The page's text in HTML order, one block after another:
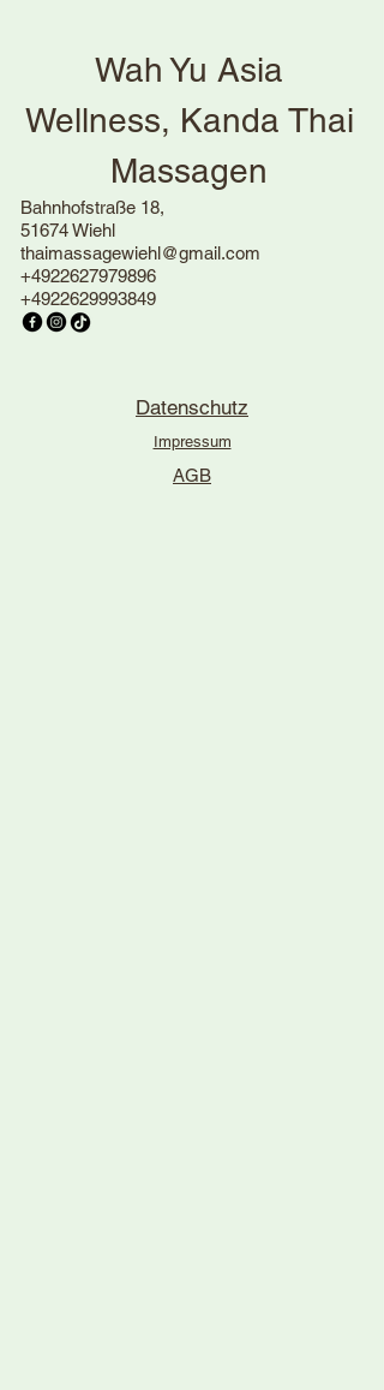
Wah Yu Asia
Wellness, Kanda Thai
Massagen
Bahnhofstraße 18,
51674 Wiehl
thaimassagewiehl@gmail.com
+4922627979896
+4922629993849
Datenschutz
Impressum
AGB